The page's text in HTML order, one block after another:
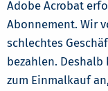
Adobe Acrobat
Abonnement. Wir
schlechtes
bezahlen. Deshalb
zum Einmalkauf